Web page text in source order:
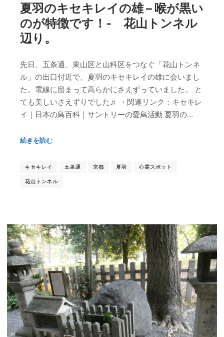
夏羽のキセキレイの雄 – 喉が黒い
のが特徴です！‐ 花山トンネル
辺り。
先日、五条通、東山区と山科区をつなぐ「花山トンネ
ル」の出口付近で、夏羽のキセキレイの雄に会いまし
た。電線に留まって高らかにさえずっていました。 と
ても美しいさえずりでした♬ ・関連リンク：キセキレ
イ｜日本の鳥百科｜サントリーの愛鳥活動 夏羽の…
続きを読む
キセキレイ 五条通 京都 夏羽 心霊スポット
花山トンネル